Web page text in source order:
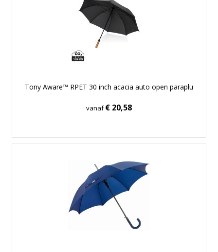
Tony Aware™ RPET 30 inch acacia auto open paraplu
vanaf€ 20,58